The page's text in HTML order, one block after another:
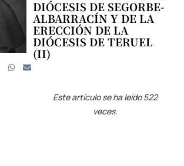
DIÓCESIS DE SEGORBE-
ALBARRACÍN Y DE LA
ERECCIÓN DE LA
DIÓCESIS DE TERUEL
(II)
Este artículo se ha leído 522
veces.